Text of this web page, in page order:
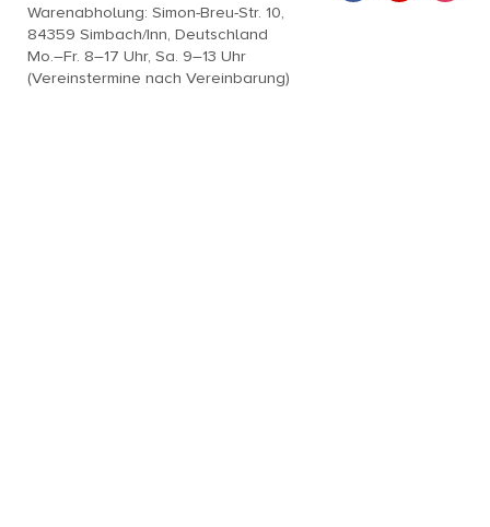
Warenabholung: Simon-Breu-Str. 10,
84359 Simbach/Inn, Deutschland
Mo.–Fr. 8–17 Uhr, Sa. 9–13 Uhr
(Vereinstermine nach Vereinbarung)